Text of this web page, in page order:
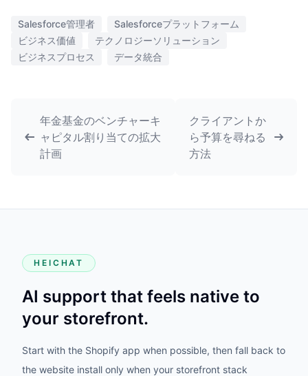
Salesforce管理者
Salesforceプラットフォーム
ビジネス価値
テクノロジーソリューション
ビジネスプロセス
データ統合
年金基金のベンチャーキ
ャピタル割り当ての拡大
計画
クライアントか
ら予算を尋ねる
方法
HEICHAT
AI support that feels native to
your storefront.
Start with the Shopify app when possible, then fall back to
the website install only when your storefront stack